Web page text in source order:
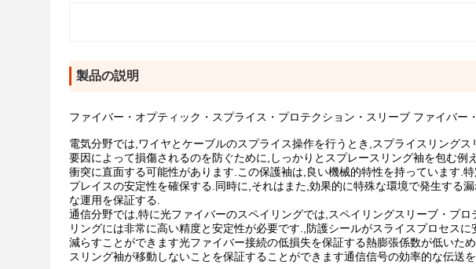
製品の説明
ファイバー・オプティック・スプライス・プロテクション・スリーブ ファイバー
電気分野では,ワイヤとケーブルのスプライス操作を行うとき,スプライスリング
要因によって損傷されるのを防ぐために,しっかりとスプレースリング袖を包む
衝突に直面する可能性があります.この保護袖は,良い機械的特性を持っています.
プレイスの安定性を確保する.同時に,それはまた,効果的に特殊な環境で発生する
な運用を保証する.
通信分野では,特に光ファイバーのスペイリングでは,スペイリングスリーブ・プ
リングには非常に高い精度と安定性が必要です.,防護シールがスライスプロセス
減らすことができます光ファイバー接続の低損失を保証する熱膨張係数が低いた
スリング袖が移動しないことを保証することができます通信信号の効率的な伝送を